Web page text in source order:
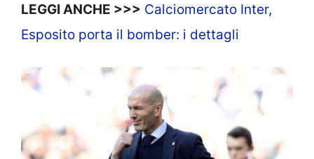
LEGGI ANCHE >>> Calciomercato Inter,
Esposito porta il bomber: i dettagli